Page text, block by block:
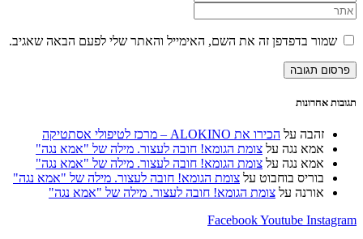
השם
שלך
או
שם
משתמש
כדי
את
כתובת
דואר
האלקטרוני
שלך
כדי
הזן
את
כתובת
האינטרנט
שלך
שמור בדפדפן זה את השם, האימייל והאתר שלי לפעם הבאה שאגיב.
תגובות אחרונות
זהבה על הכירו את ALOKINO – מרכז לטיפולי אסתטיקה
אמא נגה על צומת הגומא! חובה לעצור. מילה של "אמא נגה"
אמא נגה על צומת הגומא! חובה לעצור. מילה של "אמא נגה"
בוריס בוחבוט על צומת הגומא! חובה לעצור. מילה של "אמא נגה"
אורנה על צומת הגומא! חובה לעצור. מילה של "אמא נגה"
FacebookYoutube Instagram